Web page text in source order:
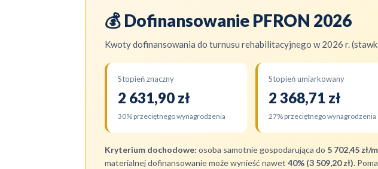
💰 Dofinansowanie PFRON 2026
Kwoty dofinansowania do turnusu rehabilitacyjnego w 2026 r.
Stopień znaczny
2 631,90 zł
30% przeciętnego wynagrodzenia
Stopień umiarkowany
2 368,71 zł
27% przeciętnego wynagrodzenia
Kryterium dochodowe: osoba samotnie gospodarująca do 5 702,45 zł/
materialnej dofinansowanie może wynieść nawet 40% (3 509,20 zł).